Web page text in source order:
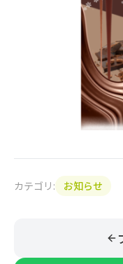
カテゴリ: お知らせ